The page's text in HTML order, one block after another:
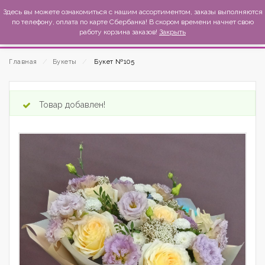
MexиKo
Главная Букеты Букет №105
Товар добавлен!
Здесь вы можете ознакомиться с нашим ассортиментом, заказы выполняются
по телефону, оплата по карте Сбербанка! В скором времени начнет свою
работу корзина заказов! Закрыть